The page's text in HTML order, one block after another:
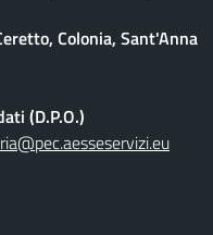
Colonia, Sant'Anna
(D.P.O.)